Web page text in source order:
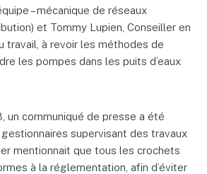
– mécanique de réseaux
et Tommy Lupien, Conseiller en
travail, à revoir les méthodes de
les pompes dans les puits d’eaux
un communiqué de presse a été
supervisant des travaux
mentionnait que tous les crochets
à la réglementation, afin d’éviter